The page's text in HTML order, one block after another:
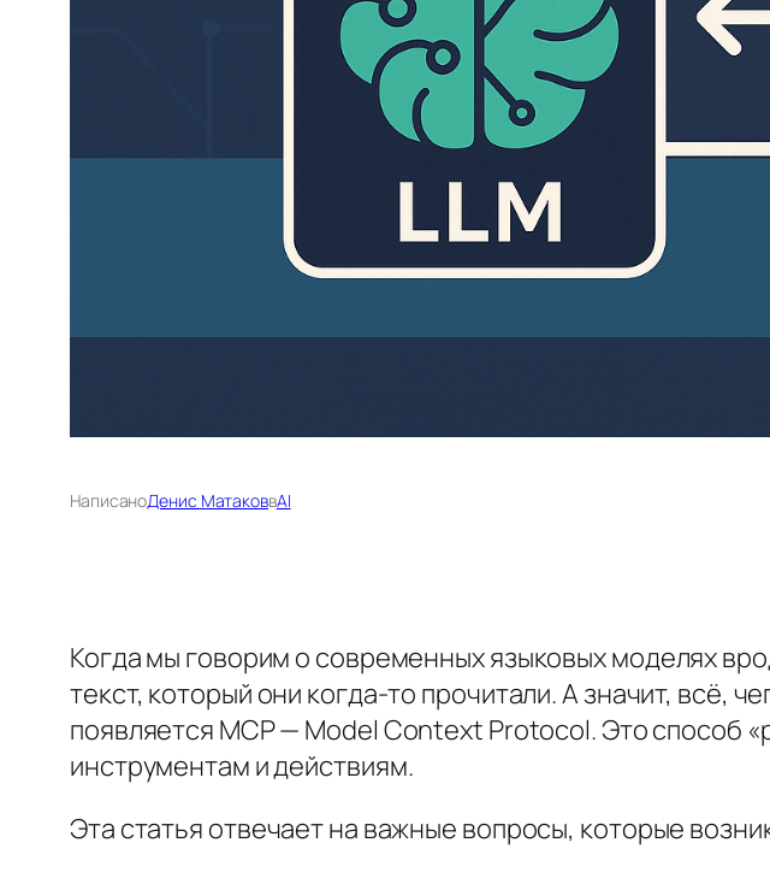
НаписаноДенис МатаковвAI
Когда мы говорим о современных языковых моделях
текст, который они когда-то прочитали. А значит, всё,
появляется MCP — Model Context Protocol. Это способ
инструментам и действиям.
Эта статья отвечает на важные вопросы, которые